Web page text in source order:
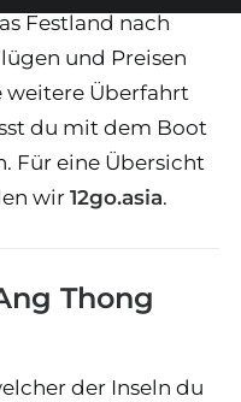
Festland nach
und Preisen
weitere Überfahrt
du mit dem Boot
Für eine Übersicht
wir 12go.asia.
Thong
der Inseln du